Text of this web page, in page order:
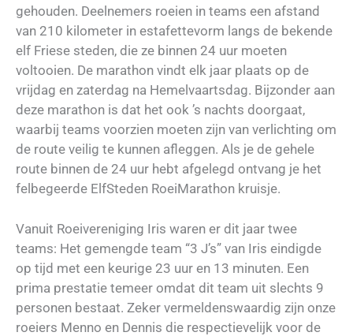
gehouden. Deelnemers roeien in teams een afstand
van 210 kilometer in estafettevorm langs de bekende
elf Friese steden, die ze binnen 24 uur moeten
voltooien. De marathon vindt elk jaar plaats op de
vrijdag en zaterdag na Hemelvaartsdag. Bijzonder aan
deze marathon is dat het ook ’s nachts doorgaat,
waarbij teams voorzien moeten zijn van verlichting om
de route veilig te kunnen afleggen. Als je de gehele
route binnen de 24 uur hebt afgelegd ontvang je het
felbegeerde ElfSteden RoeiMarathon kruisje.
Vanuit Roeivereniging Iris waren er dit jaar twee
teams: Het gemengde team “3 J’s” van Iris eindigde
op tijd met een keurige 23 uur en 13 minuten. Een
prima prestatie temeer omdat dit team uit slechts 9
personen bestaat. Zeker vermeldenswaardig zijn onze
roeiers Menno en Dennis die respectievelijk voor de